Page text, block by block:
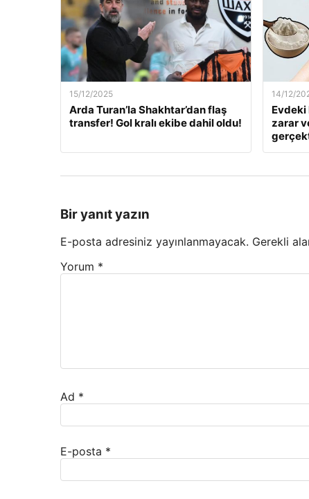
15/12/2025
Arda Turan’la Shakhtar’dan flaş
transfer! Gol kralı ekibe dahil oldu!
14/12/
Evdeki
zarar
Bir yanıt yazın
E-posta adresiniz yayınlanmayacak. Gerekli
Yorum *
Ad *
E-posta *